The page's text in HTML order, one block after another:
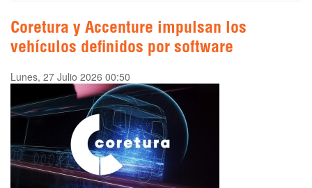
Coretura y Accenture impulsan los
vehículos definidos por software
Lunes, 27 Julio 2026 00:50